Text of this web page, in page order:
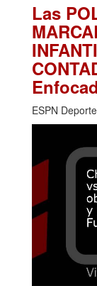
Las
ESPN